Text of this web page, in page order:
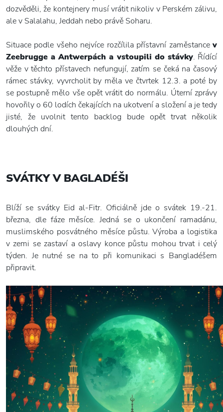
dozvěděli, že kontejnery musí vrátit nikoliv v Perském zálivu,
ale v Salalahu, Jeddah nebo právě Soharu.
Situace podle všeho nejvíce rozčílila přístavní zaměstancev
Zeebrugge a Antwerpách a vstoupili do stávky. Řídící
věže v těchto přístavech nefungují, zatím se čeká na časový
rámec stávky, vyvrcholit by měla ve čtvrtek 12.3. a poté by
se postupně mělo vše opět vrátit do normálu. Úterní zprávy
hovořily o 60 lodích čekajících na ukotvení a složení a je tedy
jisté, že uvolnit tento backlog bude opět trvat několik
dlouhých dní.
SVÁTKY V BAGLADÉŠI
Blíží se svátky Eid al-Fitr. Oficiálně jde o svátek 19.-21.
března, dle fáze měsíce. Jedná se o ukončení ramadánu,
muslimského posvátného měsíce půstu. Výroba a logistika
v zemi se zastaví a oslavy konce půstu mohou trvat i celý
týden. Je nutné se na to při komunikaci s Bangladéšem
připravit.